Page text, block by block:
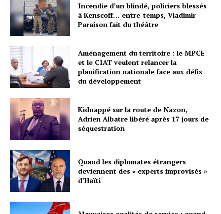
Incendie d’un blindé, policiers blessés
à Kenscoff… entre-temps, Vladimir
Paraison fait du théâtre
Aménagement du territoire : le MPCE
et le CIAT veulent relancer la
planification nationale face aux défis
du développement
Kidnappé sur la route de Nazon,
Adrien Albatre libéré après 17 jours de
séquestration
Quand les diplomates étrangers
deviennent des « experts improvisés »
d’Haïti